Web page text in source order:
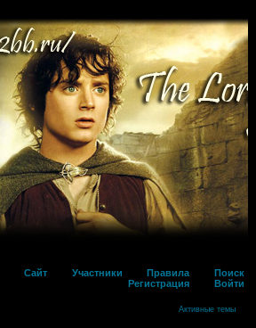
Сайт Участники Правила
Поиск
Регистрация
Войти
Активные темы